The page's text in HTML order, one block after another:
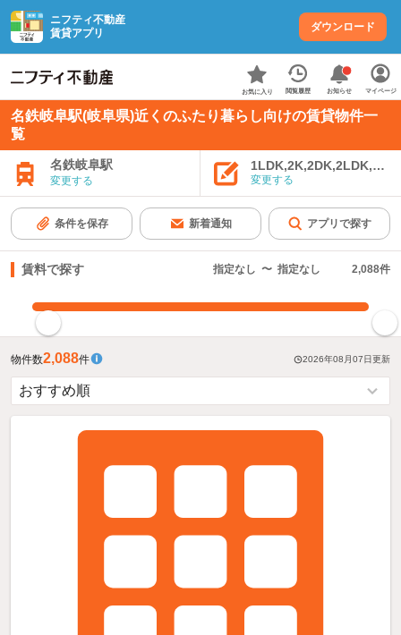
ニフティ不動産
賃貸アプリ
ダウンロード
お気に入り 閲覧履歴 お知らせ マイページ
名鉄岐阜駅(岐阜県)近くのふたり暮らし向けの賃貸物件一
覧
名鉄岐阜駅
変更する 変更する
条件を保存 新着通知 アプリで探す
賃料で探す 指定なし 〜 指定なし 2,088件
物件数2,088件 2026年08月07日更新